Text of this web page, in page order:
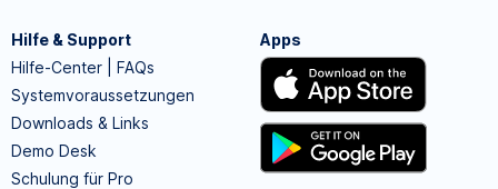
Hilfe & Support
Hilfe-Center | FAQs
Systemvoraussetzungen
Downloads & Links
Demo Desk
Schulung für Pro
Apps